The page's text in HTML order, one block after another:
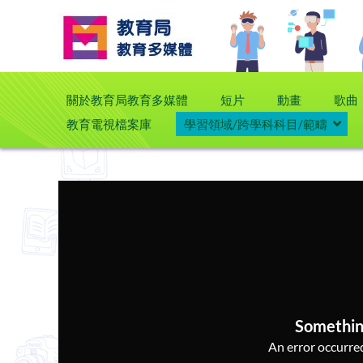
關於教育局教育多媒體 短片 動畫
歌曲
教育電視檔案庫
學習領域/跨學科科目/範疇
An error